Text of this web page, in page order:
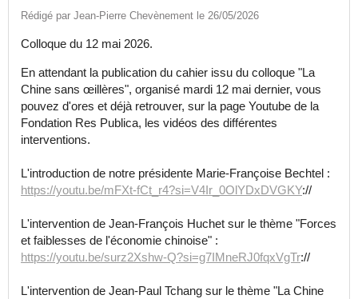
Rédigé par Jean-Pierre Chevènement le 26/05/2026
Colloque du 12 mai 2026.
En attendant la publication du cahier issu du colloque "La
Chine sans œillères", organisé mardi 12 mai dernier, vous
pouvez d'ores et déjà retrouver, sur la page Youtube de la
Fondation Res Publica, les vidéos des différentes
interventions.
L'introduction de notre présidente Marie-Françoise Bechtel :
https://youtu.be/mFXt-fCt_r4?si=V4Ir_0OlYDxDVGKY://
L'intervention de Jean-François Huchet sur le thème "Forces
et faiblesses de l'économie chinoise" :
https://youtu.be/surz2Xshw-Q?si=g7IMneRJ0fqxVgTr://
L'intervention de Jean-Paul Tchang sur le thème "La Chine